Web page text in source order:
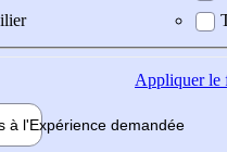
Appliquerle
à l'Expérience demandée